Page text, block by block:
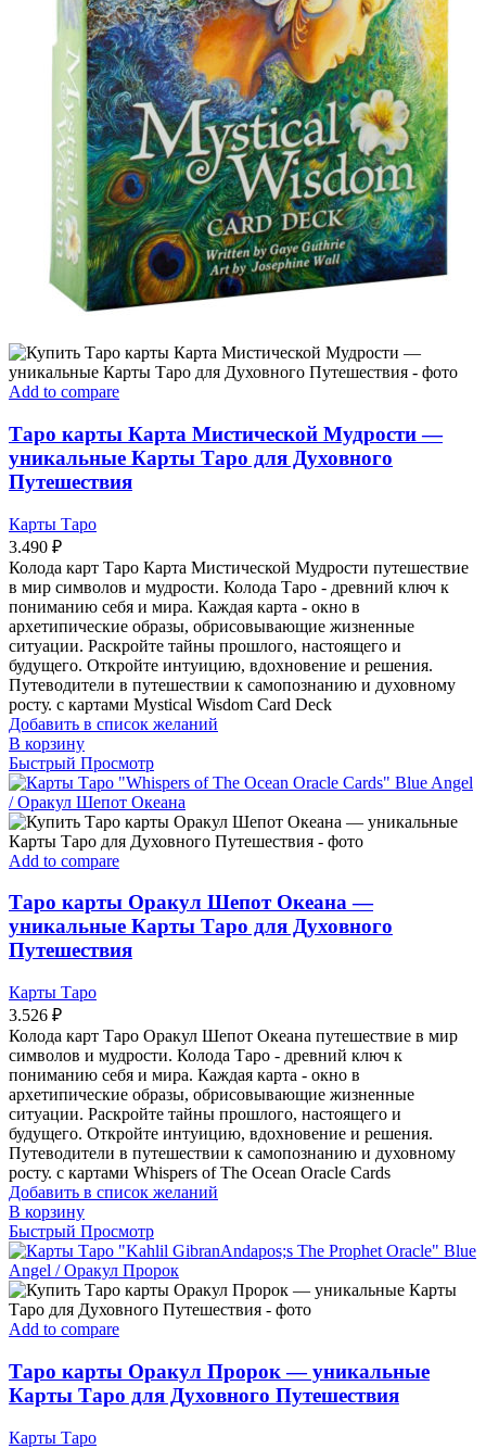
Add to compare
Таро карты Карта Мистической Мудрости —
уникальные Карты Таро для Духовного
Путешествия
Карты Таро
3.490 ₽
Колода карт Таро Карта Мистической Мудрости путешествие
в мир символов и мудрости. Колода Таро - древний ключ к
пониманию себя и мира. Каждая карта - окно в
архетипические образы, обрисовывающие жизненные
ситуации. Раскройте тайны прошлого, настоящего и
будущего. Откройте интуицию, вдохновение и решения.
Путеводители в путешествии к самопознанию и духовному
росту. с картами Mystical Wisdom Card Deck
Добавить в список желаний
В корзину
Быстрый Просмотр
Add to compare
Таро карты Оракул Шепот Океана —
уникальные Карты Таро для Духовного
Путешествия
Карты Таро
3.526 ₽
Колода карт Таро Оракул Шепот Океана путешествие в мир
символов и мудрости. Колода Таро - древний ключ к
пониманию себя и мира. Каждая карта - окно в
архетипические образы, обрисовывающие жизненные
ситуации. Раскройте тайны прошлого, настоящего и
будущего. Откройте интуицию, вдохновение и решения.
Путеводители в путешествии к самопознанию и духовному
росту. с картами Whispers of The Ocean Oracle Cards
Добавить в список желаний
В корзину
Быстрый Просмотр
Add to compare
Таро карты Оракул Пророк — уникальные
Карты Таро для Духовного Путешествия
Карты Таро